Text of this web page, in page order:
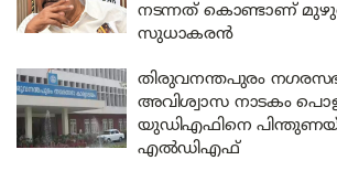
നടന്നത് കൊണ്ടാണ്
സുധാകരൻ
തിരുവനന്തപുരം
അവിശ്വാസ നാടകം
യുഡിഎഫിനെ
എൽഡിഎഫ്